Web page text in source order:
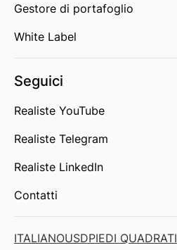
Gestore di portafoglio
White Label
Seguici
Realiste YouTube
Realiste Telegram
Realiste LinkedIn
Contatti
ITALIANOUSDPIEDI QUADRATI